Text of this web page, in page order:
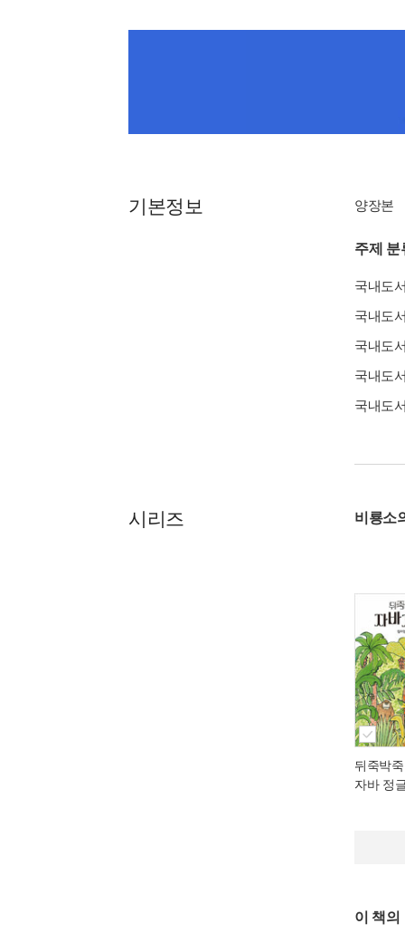
기본정보 양장본
주제 분
국내도
국내도
국내도
국내도
국내도
시리즈 비룡소
뒤죽박
자바 정
이 책의